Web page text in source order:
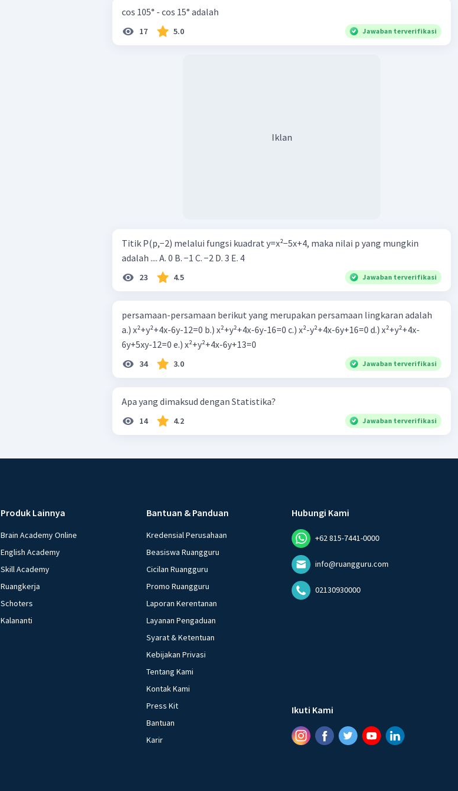
= 3 + 60
= 63
Jadi, Suku ke-20 (U
) =63
cos 105° - cos 15° adalah
17 5.0 Jawaban terverifikasi
Iklan
Titik P(p,−2) melalui fungsi kuadrat y=x²−5x+4, maka nilai p yang mungkin
adalah .... A. 0 B. −1 C. −2 D. 3 E. 4
23 4.5 Jawaban terverifikasi
persamaan-persamaan berikut yang merupakan persamaan lingkaran adalah
a.) x²+y²+4x-6y-12=0 b.) x²+y²+4x-6y-16=0 c.) x²-y²+4x-6y+16=0 d.) x²+y²+4x-
6y+5xy-12=0 e.) x²+y²+4x-6y+13=0
34 3.0 Jawaban terverifikasi
Apa yang dimaksud dengan Statistika?
14 4.2 Jawaban terverifikasi
Produk Lainnya
Brain Academy Online
English Academy
Skill Academy
Ruangkerja
Schoters
Kalananti
Bantuan & Panduan
Kredensial Perusahaan
Beasiswa Ruangguru
Cicilan Ruangguru
Promo Ruangguru
Laporan Kerentanan
Layanan Pengaduan
Syarat & Ketentuan
Kebijakan Privasi
Tentang Kami
Kontak Kami
Press Kit
Bantuan
Karir
Hubungi Kami
+62 815-7441-0000
info@ruangguru.com
02130930000
Ikuti Kami